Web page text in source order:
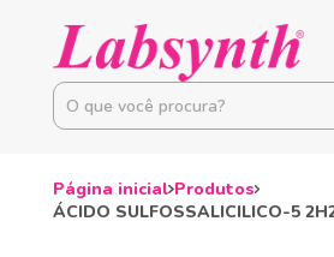
Página inicial Produtos
ÁCIDO SULFOSSALICILICO-5